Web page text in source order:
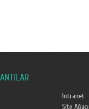
Intranet
Site Ağacı